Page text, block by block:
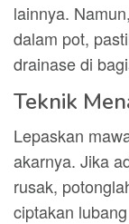
lainnya.
dalam pot,
drainase di
Teknik
Lepaskan
akarnya. Jika
rusak,
ciptakan